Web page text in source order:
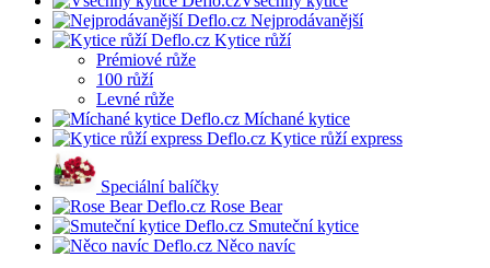
Nejprodávanější
Kytice růží
Prémiové růže
100 růží
Levné růže
Míchané kytice
Kytice růží express
Speciální balíčky
Rose Bear
Smuteční kytice
Něco navíc